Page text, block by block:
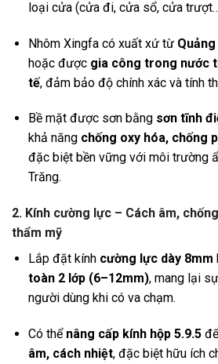
loại cửa (cửa đi, cửa sổ, cửa
Nhôm Xingfa có xuất xứ từ
hoặc được gia công trong nước
tế, đảm bảo độ chính xác và tính
Bề mặt được sơn bằng sơn tĩnh
khả năng chống oxy hóa, chống
đặc biệt bền vững với môi trường
Trăng.
2. Kính cường lực – Cách âm,
thẩm mỹ
Lắp đặt kính cường lực dày 8mm
toàn 2 lớp (6–12mm), mang lại
người dùng khi có va chạm.
Có thể nâng cấp kính hộp 5.9.5
âm, cách nhiệt, đặc biệt hữu ích